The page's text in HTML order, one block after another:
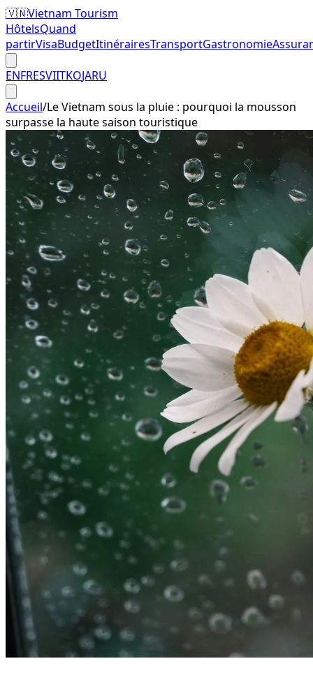
🇻🇳Vietnam Tourism
HôtelsQuand
partirVisaBudgetItinérairesTransportGastronomie
ENFRESVIITKOJARU
Accueil/Le Vietnam sous la pluie : pourquoi la mousson
surpasse la haute saison touristique